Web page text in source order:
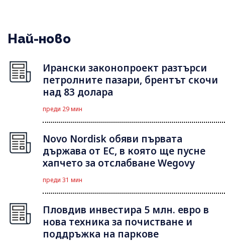
Най-ново
Ирански законопроект разтърси
петролните пазари, брентът скочи
над 83 долара
преди 29 мин
Novo Nordisk обяви първата
държава от ЕС, в която ще пусне
хапчето за отслабване Wegovy
преди 31 мин
Пловдив инвестира 5 млн. евро в
нова техника за почистване и
поддръжка на паркове